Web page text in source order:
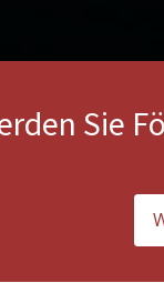
Sie